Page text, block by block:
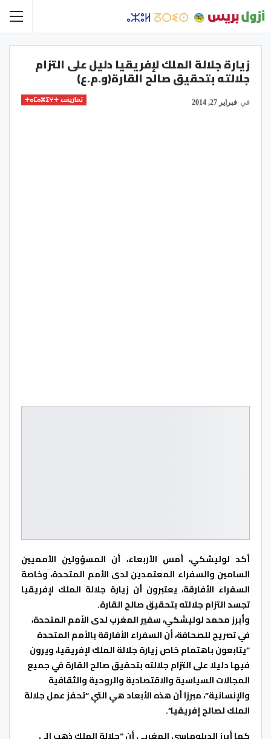
زيارة جلالة الملك لإفريقيا دليل على التزام
جلالته بتحقيق صالح القارة(و.م.ع)
تمازيغت ⵜⴰⵎⴰⵣⵉⵖⵜ في فبراير 27, 2014
أكد لوليشكي، أمس الأربعاء، أن المسؤولين الأمميين
السامين والسفراء المعتمدين لدى الأمم المتحدة، وخاصة
السفراء الأفارقة، يعتبرون أن زيارة جلالة الملك لإفريقيا
تجسد التزام جلالته بتحقيق صالح القارة.
وأبرز محمد لوليشكي، سفير المغرب لدى الأمم المتحدة،
في تصريح للصحافة، أن السفراء الأفارقة بالأمم المتحدة
“يتابعون باهتمام خاص زيارة جلالة الملك لإفريقيا، ويرون
فيها دليلا على التزام جلالته بتحقيق صالح القارة في جميع
المجالات السياسية والاقتصادية والروحية والثقافية
والإنسانية”، مبرزا أن هذه الأبعاد هي التي “تحفز عمل جلالة
الملك لصالح إفريقيا”.
كما أبرز الدبلوماسي المغربي أن “جلالة الملك ذهب إلى